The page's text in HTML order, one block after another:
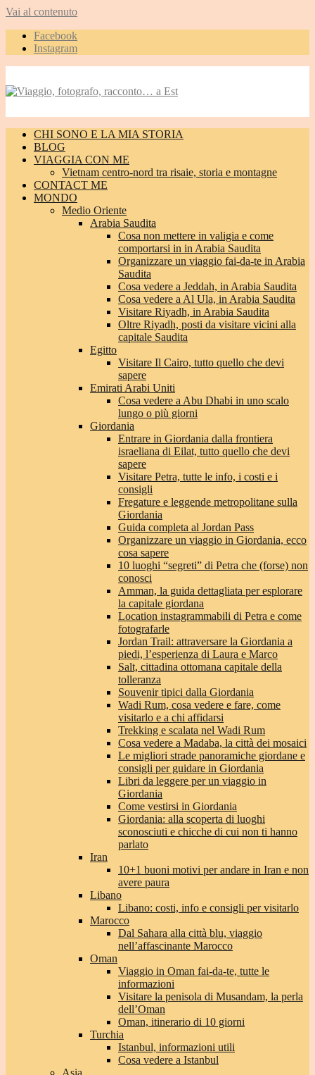
Vai al contenuto
Facebook
Instagram
CHI SONO E LA MIA STORIA
BLOG
VIAGGIA CON ME
Vietnam centro-nord tra risaie, storia e montagne
CONTACT ME
MONDO
Medio Oriente
Arabia Saudita
Cosa non mettere in valigia e come
comportarsi in in Arabia Saudita
Organizzare un viaggio fai-da-te in Arabia
Saudita
Cosa vedere a Jeddah, in Arabia Saudita
Cosa vedere a Al Ula, in Arabia Saudita
Visitare Riyadh, in Arabia Saudita
Oltre Riyadh, posti da visitare vicini alla
capitale Saudita
Egitto
Visitare Il Cairo, tutto quello che devi
sapere
Emirati Arabi Uniti
Cosa vedere a Abu Dhabi in uno scalo
lungo o più giorni
Giordania
Entrare in Giordania dalla frontiera
israeliana di Eilat, tutto quello che devi
sapere
Visitare Petra, tutte le info, i costi e i
consigli
Fregature e leggende metropolitane sulla
Giordania
Guida completa al Jordan Pass
Organizzare un viaggio in Giordania, ecco
cosa sapere
10 luoghi “segreti” di Petra che (forse) non
conosci
Amman, la guida dettagliata per esplorare
la capitale giordana
Location instagrammabili di Petra e come
fotografarle
Jordan Trail: attraversare la Giordania a
piedi, l’esperienza di Laura e Marco
Salt, cittadina ottomana capitale della
tolleranza
Souvenir tipici dalla Giordania
Wadi Rum, cosa vedere e fare, come
visitarlo e a chi affidarsi
Trekking e scalata nel Wadi Rum
Cosa vedere a Madaba, la città dei mosaici
Le migliori strade panoramiche giordane e
consigli per guidare in Giordania
Libri da leggere per un viaggio in
Giordania
Come vestirsi in Giordania
Giordania: alla scoperta di luoghi
sconosciuti e chicche di cui non ti hanno
parlato
Iran
10+1 buoni motivi per andare in Iran e non
avere paura
Libano
Libano: costi, info e consigli per visitarlo
Marocco
Dal Sahara alla città blu, viaggio
nell’affascinante Marocco
Oman
Viaggio in Oman fai-da-te, tutte le
informazioni
Visitare la penisola di Musandam, la perla
dell’Oman
Oman, itinerario di 10 giorni
Turchia
Istanbul, informazioni utili
Cosa vedere a Istanbul
Asia